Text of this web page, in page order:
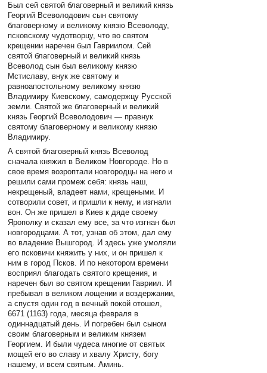
Был сей святой благоверный и великий князь
Георгий Всеволодович сын святому
благоверному и великому князю Всеволоду,
псковскому чудотворцу, что во святом
крещении наречен был Гавриилом. Сей
святой благоверный и великий князь
Всеволод сын был великому князю
Мстиславу, внук же святому и
равноапостольному великому князю
Владимиру Киевскому, самодержцу Русской
земли. Святой же благоверный и великий
князь Георгий Всеволодович — правнук
святому благоверному и великому князю
Владимиру.
А святой благоверный князь Всеволод
сначала княжил в Великом Новгороде. Но в
свое время возроптали новгородцы на него и
решили сами промеж себя: князь наш,
некрещеный, владеет нами, крещеными. И
сотворили совет, и пришли к нему, и изгнали
вон. Он же пришел в Киев к дяде своему
Ярополку и сказал ему все, за что изгнан был
новгородцами. А тот, узнав об этом, дал ему
во владение Вышгород. И здесь уже умоляли
его псковичи княжить у них, и он пришел к
ним в город Псков. И по некотором времени
восприял благодать святого крещения, и
наречен был во святом крещении Гавриил. И
пребывал в великом лощении и воздержании,
а спустя один год в вечный покой отошел,
6671 (1163) года, месяца февраля в
одиннадцатый день. И погребен был сыном
своим благоверным и великим князем
Георгием. И были чудеса многие от святых
мощей его во славу и хвалу Христу, богу
нашему, и всем святым. Аминь.